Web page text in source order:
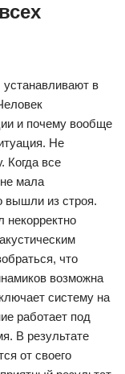
в
и почему вообще
Не
Когда все
мала
вышли из строя.
некорректно
что
возможна
систему на
работает под
В результате
от своего